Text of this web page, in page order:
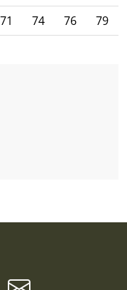
71 74 76 79
s.r.o. -